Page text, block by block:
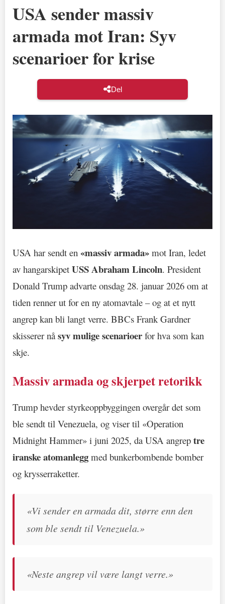
USA sender massiv
armada mot Iran: Syv
scenarioer for krise
Del
USA har sendt en «massiv armada» mot Iran, ledet
av hangarskipet USS Abraham Lincoln. President
Donald Trump advarte onsdag 28. januar 2026 om at
tiden renner ut for en ny atomavtale – og at et nytt
angrep kan bli langt verre. BBCs Frank Gardner
skisserer nåsyv mulige scenarioer for hva som kan
skje.
Massiv armada og skjerpet retorikk
Trump hevder styrkeoppbyggingen overgår det som
ble sendt til Venezuela, og viser til «Operation
Midnight Hammer» i juni 2025, da USA angrep tre
iranske atomanlegg med bunkerbombende bomber
og krysserraketter.
«Vi sender en armada dit, større enn den
som ble sendt til Venezuela.»
«Neste angrep vil være langt verre.»